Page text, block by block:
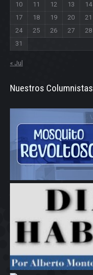
10
11 12 13 14
17
18 19 20 21
24
25 26 27 28
31
« Jul
Nuestros Columnistas